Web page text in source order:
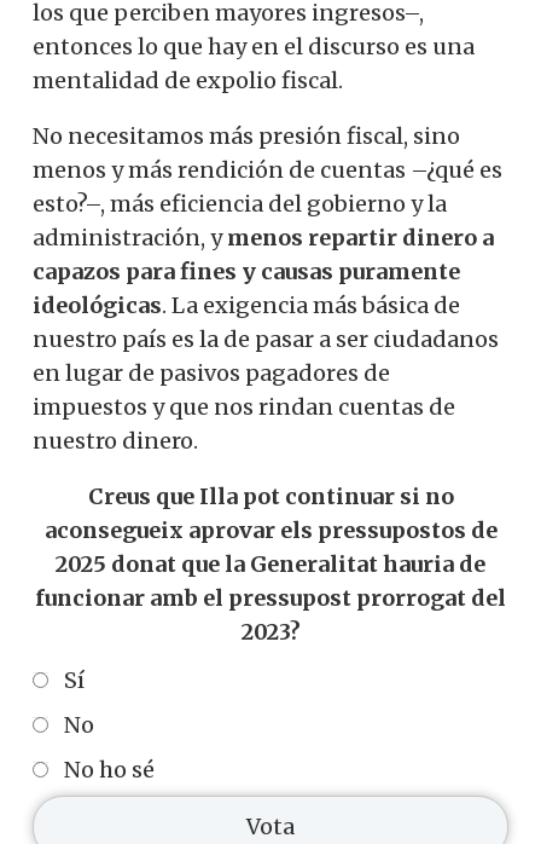
los que perciben mayores ingresos–,
entonces lo que hay en el discurso es una
mentalidad de expolio fiscal.
No necesitamos más presión fiscal, sino
menos y más rendición de cuentas –¿qué es
esto?–, más eficiencia del gobierno y la
administración, ymenos repartir dinero a
capazos para fines y causas puramente
ideológicas. La exigencia más básica de
nuestro país es la de pasar a ser ciudadanos
en lugar de pasivos pagadores de
impuestos y que nos rindan cuentas de
nuestro dinero.
Creus que Illa pot continuar si no
aconsegueix aprovar els pressupostos de
2025 donat que la Generalitat hauria de
funcionar amb el pressupost prorrogat del
2023?
Sí
No
No ho sé